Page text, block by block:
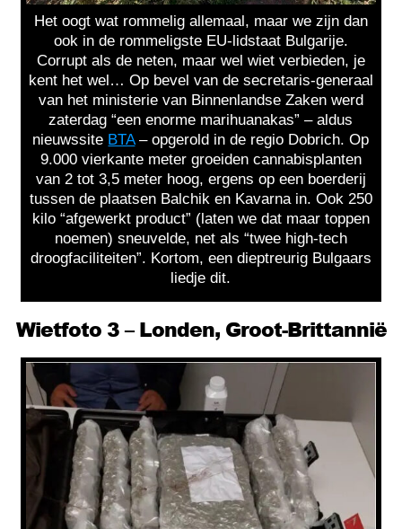
Het oogt wat rommelig allemaal, maar we zijn dan
ook in de rommeligste EU-lidstaat Bulgarije.
Corrupt als de neten, maar wel wiet verbieden, je
kent het wel… Op bevel van de secretaris-generaal
van het ministerie van Binnenlandse Zaken werd
zaterdag “een enorme marihuanakas” – aldus
nieuwssite BTA– opgerold in de regio Dobrich. Op
9.000 vierkante meter groeiden cannabisplanten
van 2 tot 3,5 meter hoog, ergens op een boerderij
tussen de plaatsen Balchik en Kavarna in. Ook 250
kilo “afgewerkt product” (laten we dat maar toppen
noemen) sneuvelde, net als “twee high-tech
droogfaciliteiten”. Kortom, een dieptreurig Bulgaars
liedje dit.
Wietfoto 3 – Londen, Groot-Brittannië